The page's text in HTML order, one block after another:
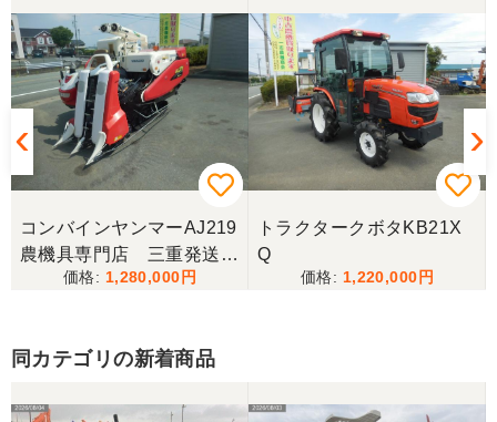
岐阜県／
完璧に整備されており、対応も親切で丁寧。配送ま
で自社で対応してくださり本当にありがとうござい
ました。次回もこちらで購入させて頂きます。
今回もしっかり整備整備をしてくださり安心です大
事に長く使わせていただきますありがとうございま
す
岐阜県／田畑
ただきましたありがとうございます
コンバインヤンマーAJ219
農機具専門店 三重発送整
備済み
1,280,000
トラクタークボタKB21X
Q
1,220,000
同カテゴリの新着商品